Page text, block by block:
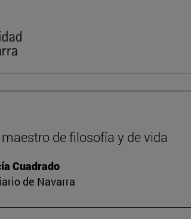
de filosofía y de vida
Cuadrado
de Navarra